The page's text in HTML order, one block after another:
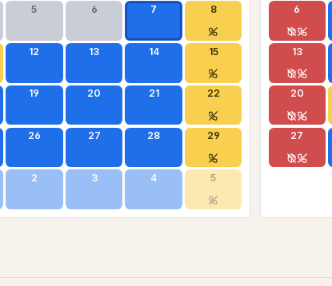
5 6 7 8
12 13 14 15
19 20 21 22
26 27 28 29
2 3 4 5
6
13
20
27